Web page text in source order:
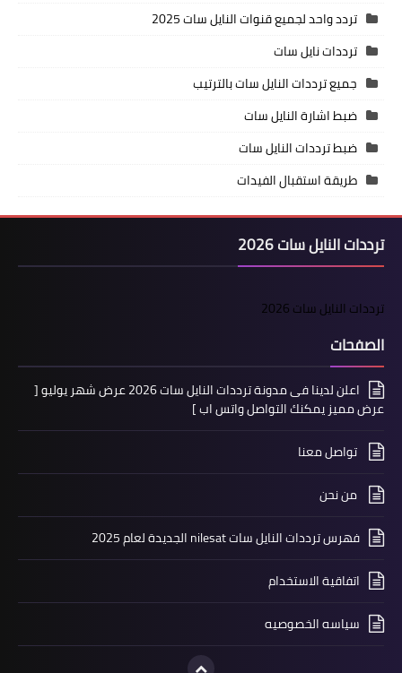
تردد واحد لجميع قنوات النايل سات 2025
ترددات نايل سات
جميع ترددات النايل سات بالترتيب
ضبط اشارة النايل سات
ضبط ترددات النايل سات
طريقة استقبال الفيدات
ترددات النايل سات 2026
ترددات النايل سات 2026
الصفحات
اعلن لدينا فى مدونة ترددات النايل سات 2026 عرض شهر يوليو [
عرض مميز يمكنك التواصل واتس اب ]
تواصل معنا
من نحن
فهرس ترددات النايل سات nilesat الجديدة لعام 2025
اتفاقية الاستخدام
سياسه الخصوصيه